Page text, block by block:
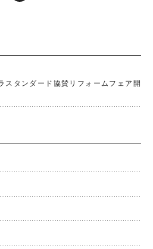
タンダード協賛リフォームフェア開